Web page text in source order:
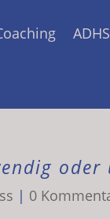
oder
| 0